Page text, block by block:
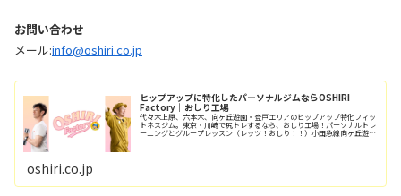
お問い合わせ
メール:info@oshiri.co.jp
ヒップアップに特化したパーソナルジムならOSHIRI
Factory｜おしり工場
代々木上原、六本木、向ヶ丘遊園・登戸エリアのヒップアップ特化フィッ
トネスジム。東京・川崎で尻トレするなら、おしり工場！パーソナルトレ
ーニングとグループレッスン（レッツ！おしり！！）小田急線向ヶ丘遊園
oshiri.co.jp